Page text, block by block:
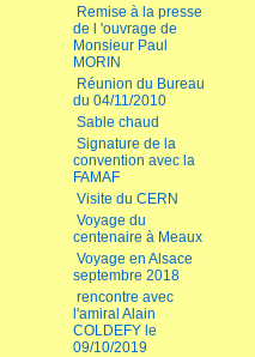
Remise à la presse
de l 'ouvrage de
Monsieur Paul
MORIN
Réunion du Bureau
du 04/11/2010
Sable chaud
Signature de la
convention avec la
FAMAF
Visite du CERN
Voyage du
centenaire à Meaux
Voyage en Alsace
septembre 2018
rencontre avec
l'amiral Alain
COLDEFY le
09/10/2019